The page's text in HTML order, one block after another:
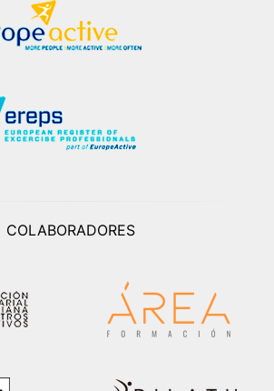
COLABORADORES